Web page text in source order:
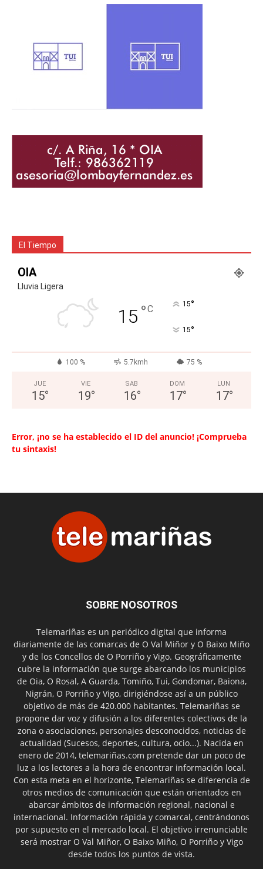
El Tiempo
OIA
Lluvia Ligera
15 °C 15°
15°
100 % 5.7kmh 75 %
JUE
15°
VIE
19°
SAB
16°
DOM
17°
LUN
17°
Error, ¡no se ha establecido el ID del anuncio! ¡Comprueba
tu sintaxis!
SOBRE NOSOTROS
Telemariñas es un periódico digital que informa
diariamente de las comarcas de O Val Miñor y O Baixo Miño
y de los Concellos de O Porriño y Vigo. Geográficamente
cubre la información que surge abarcando los municipios
de Oia, O Rosal, A Guarda, Tomiño, Tui, Gondomar, Baiona,
Nigrán, O Porriño y Vigo, dirigiéndose así a un público
objetivo de más de 420.000 habitantes. Telemariñas se
propone dar voz y difusión a los diferentes colectivos de la
zona o asociaciones, personajes desconocidos, noticias de
actualidad (Sucesos, deportes, cultura, ocio...). Nacida en
enero de 2014, telemariñas.com pretende dar un poco de
luz a los lectores a la hora de encontrar información local.
Con esta meta en el horizonte, Telemariñas se diferencia de
otros medios de comunicación que están orientados en
abarcar ámbitos de información regional, nacional e
internacional. Información rápida y comarcal, centrándonos
por supuesto en el mercado local. El objetivo irrenunciable
será mostrar O Val Miñor, O Baixo Miño, O Porriño y Vigo
desde todos los puntos de vista.